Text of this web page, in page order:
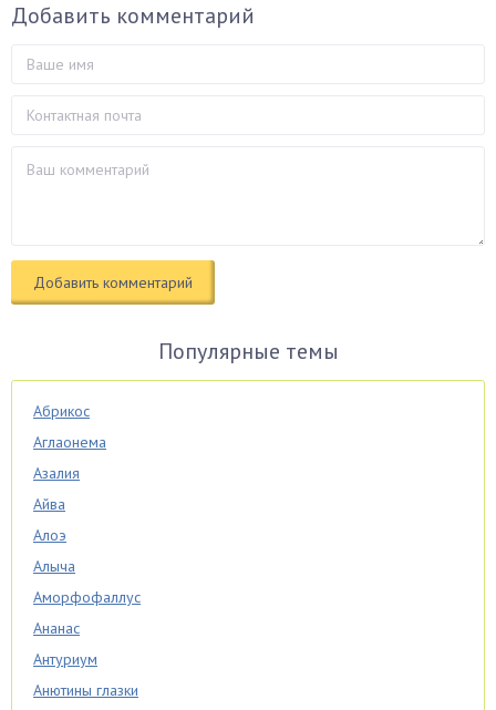
Добавить комментарий
Популярные темы
Абрикос
Аглаонема
Азалия
Айва
Алоэ
Алыча
Аморфофаллус
Ананас
Антуриум
Анютины глазки